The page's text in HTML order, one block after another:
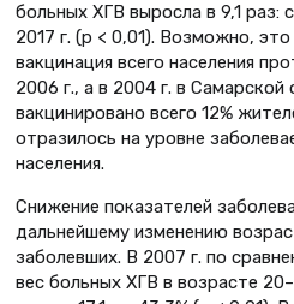
больных ХГВ выросла в 9,1 раз:
2017 г. (p < 0,01). Возможно,
вакцинация всего населения
2006 г., а в 2004 г. в Самарской
вакцинировано всего 12%
отразилось на уровне
населения.
Снижение показателей
дальнейшему изменению
заболевших. В 2007 г. по
вес больных ХГВ в возрасте